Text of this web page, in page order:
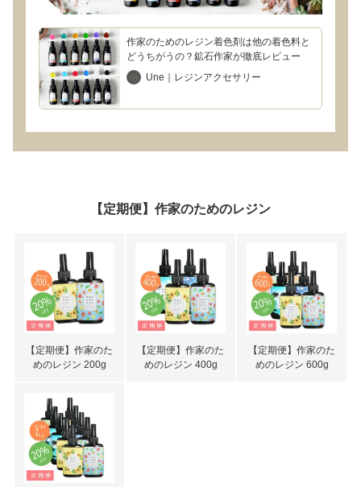
作家のためのレジン着色剤は他の着色料と
どうちがうの？鉱石作家が徹底レビュー
Une｜レジンアクセサリー
【定期便】作家のためのレジン
【定期便】作家のた
めのレジン 200g
【定期便】作家のた
めのレジン 400g
【定期便】作家のた
めのレジン 600g